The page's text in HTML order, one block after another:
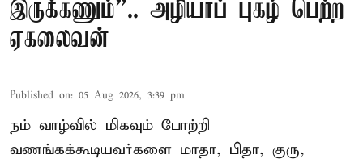
இருக்கணும்”.. அழியாப் புகழ் பெற்ற
ஏகலைவன்
Published on: 05 Aug 2026, 3:39 pm
நம் வாழ்வில் மிகவும் போற்றி
வணங்கக்கூடியவர்களை மாதா, பிதா, குரு,